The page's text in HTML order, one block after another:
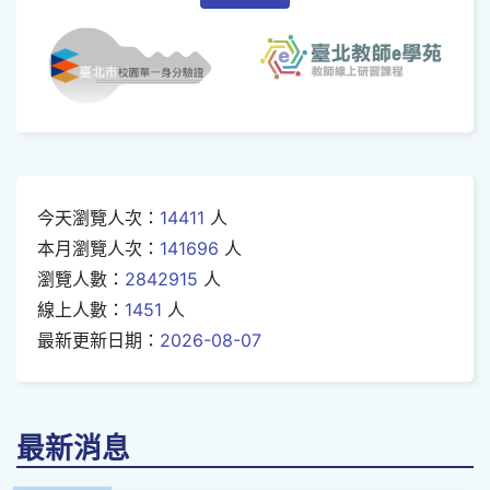
今天瀏覽人次： 14411 人
本月瀏覽人次： 141696 人
瀏覽人數： 2842915 人
線上人數： 1451 人
最新更新日期： 2026-08-07
最新消息